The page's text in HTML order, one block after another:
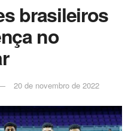
brasileiros
no
20 de novembro de 2022